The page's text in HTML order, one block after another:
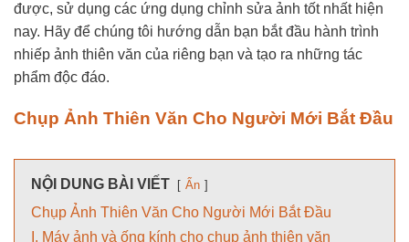
được, sử dụng các ứng dụng chỉnh sửa ảnh tốt nhất hiện
nay. Hãy để chúng tôi hướng dẫn bạn bắt đầu hành trình
nhiếp ảnh thiên văn của riêng bạn và tạo ra những tác
phẩm độc đáo.
Chụp Ảnh Thiên Văn Cho Người Mới Bắt Đầu
NỘI DUNG BÀI VIẾT Ẩn
Chụp Ảnh Thiên Văn Cho Người Mới Bắt Đầu
I. Máy ảnh và ống kính cho chụp ảnh thiên văn